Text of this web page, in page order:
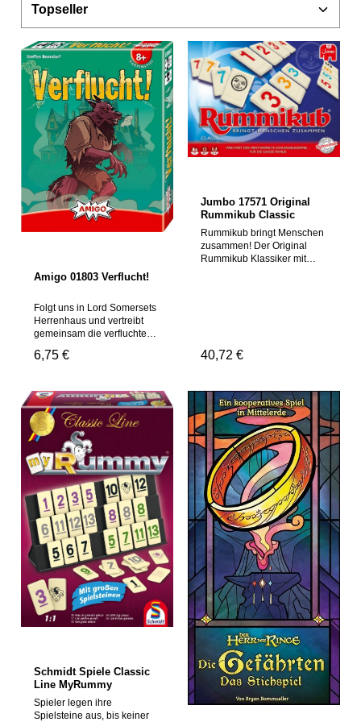
Amigo 01803 Verflucht!
Folgt uns in Lord Somersets
Herrenhaus und vertreibt
gemeinsam die verfluchten
Unwesen treiben. Deckt
entweder um eine Kreatur
oder um einen hilfreichen
Gegenstand. Stellt euch
gemeinsam einer Horde
verfluchter Kreaturen
entgegen und vertreibt
diese, bevor sie euch
überwältigen. Sprecht euch
gut ab, denn nur so
übersteht ihr das Abenteuer
mit heiler Haut. Ein neues,
kooperatives und
spannendes Spiel vom Autor
von "THE GAME". Inhalt: 85
Karten, 1 Spielanleitung.
Achtung! Nicht für Kinder
unter 3 Jahren geeignet, da
Kleinteile verschluckt
werden können.
Regulärer Preis:
6,75 €
Jumbo 17571 Original
Rummikub Classic
Rummikub bringt Menschen
zusammen! Der Original
Rummikub Klassiker mit
jeder Spieler 30 Punkte mit
einer oder mehreren
Auslage besteht ein Zug
immer aus einem von zwei
Ereignissen. - Wer an der
Reihe ist, spielt mindestens
einen Spielstein von seinem
Ablagebrett aus. - Wer nicht
auslegen kann oder möchte,
muss einen Spielstein aus
dem Pool ziehen. In beiden
Fällen ist der Spielzug
danach beendet und der
nächste Spieler an der
Reihe. 4. Wer als Erster alle
seine Spielsteine abgelegt
hat, gewinnt! Inhalt: - 104
Spielsteine (von 1 bis 13 je
zweimal, in vier Farben) - 2
Spielsteine mit Jokern - 4
AblagebretterWarnhinweise:
Achtung: Nicht geeignet für
Kinder unter 36 Monaten.
Verschluckbare Kleinteile.
Erstickungsgefahr.
Verpackung mit
Regulärer Preis:
40,72 €
Schmidt Spiele Classic
Line MyRummy
Spieler legen ihre
Spielsteine aus, bis keiner